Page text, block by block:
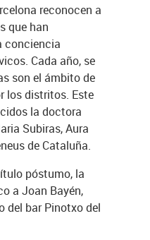
reconocen a
que han
conciencia
Cada año, se
son el ámbito de
los distritos. Este
la doctora
Subiras, Aura
de Cataluña.
póstumo, la
a Joan Bayén,
del bar Pinotxo del